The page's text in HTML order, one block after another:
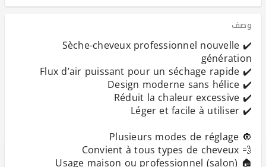
وصف
✔️ Sèche-cheveux professionnel nouvelle